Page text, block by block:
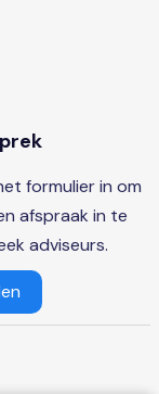
formulier in om
afspraak in te
adviseurs.